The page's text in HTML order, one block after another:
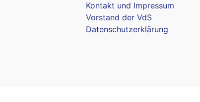
Kontakt und Impressum
Vorstand der VdS
Datenschutzerklärung